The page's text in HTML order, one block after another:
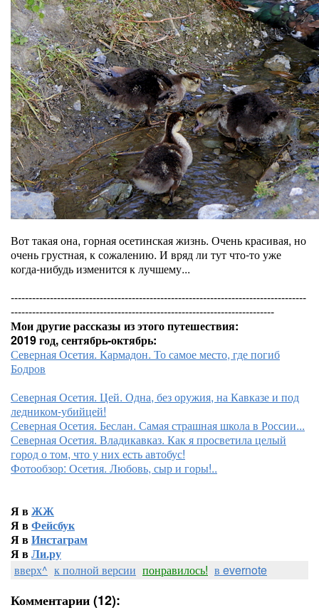
Вот такая она, горная осетинская жизнь. Очень красивая, но
очень грустная, к сожалению. И вряд ли тут что-то уже
когда-нибудь изменится к лучшему...
-----------------------------------------------------------------------------------
--------------------------------------------------------------------------
Мои другие рассказы из этого путешествия:
2019 год, сентябрь-октябрь:
Северная Осетия. Кармадон. То самое место, где погиб
Бодров
Северная Осетия. Цей. Одна, без оружия, на Кавказе и под
ледником-убийцей!
Северная Осетия. Беслан. Самая страшная школа в России...
Северная Осетия. Владикавказ. Как я просветила целый
город о том, что у них есть автобус!
Фотообзор: Осетия. Любовь, сыр и горы!..
Я вЖЖ
Я вФейсбук
Я вИнстаграм
Я вЛи.ру
вверх^ к полной версии понравилось! в evernote
Комментарии (12):